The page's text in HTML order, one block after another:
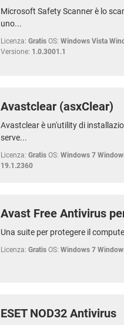
Microsoft Safety Scanner è lo
uno...
Licenza: Gratis OS: Windows Vista
Versione: 1.0.3001.1
Avastclear (asxClear)
Avastclear è un'utility di
serve...
Licenza: Gratis OS: Windows 7
19.1.2360
Avast Free Antivirus
Una suite per protegere il
Licenza: Gratis OS: Windows 7
ESET NOD32 Antivirus